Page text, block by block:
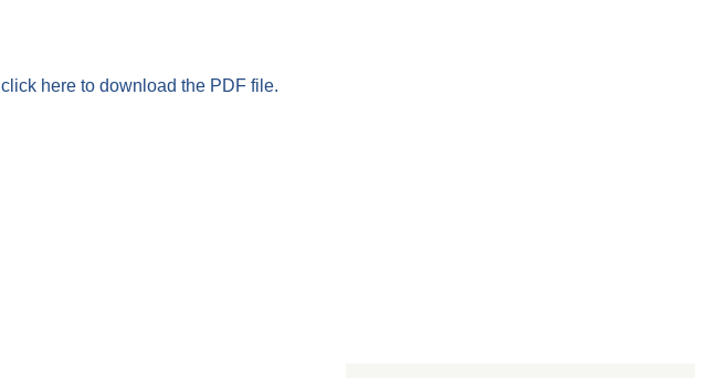
click here to download the PDF file.